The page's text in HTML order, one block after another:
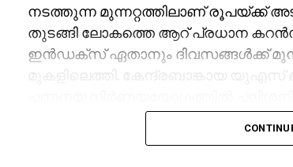
നടത്തുന്ന മുന്നറ്റത്തിലാണ് രൂപയ്ക്ക്
തുടങ്ങി ലോകത്തെ ആറ് പ്രധാന
ഇന്‍ഡക്‌സ് ഏതാനും ദിവസങ്ങള്‍ക്ക്
മുകളിലെത്തി. കേന്ദ്രബാങ്കായ
ഇന്ത്യന്‍ ഓഹരി വിപണികള്‍ നേരിട്ട